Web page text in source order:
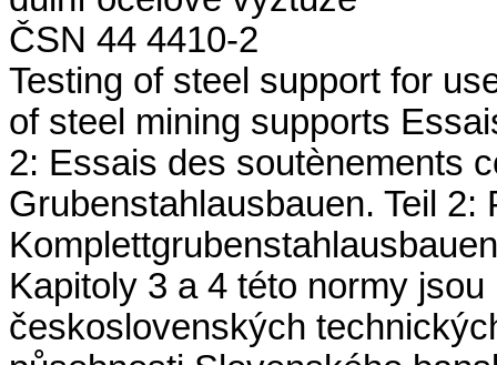
ČSN 44 4410-2
Testing of steel support for
of steel mining supports
2: Essais des soutènements
Grubenstahlausbauen. Teil 2:
Komplettgrubenstahlausbauen
Kapitoly 3 a 4 této normy
československých